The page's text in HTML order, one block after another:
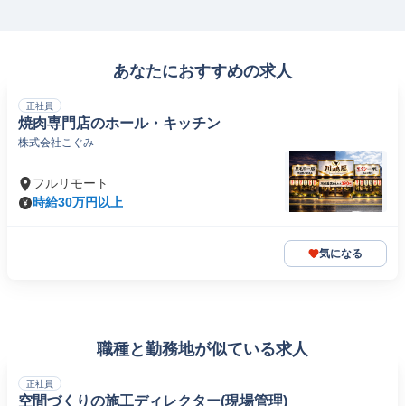
あなたにおすすめの求人
正社員
焼肉専門店のホール・キッチン
株式会社こぐみ
フルリモート
時給30万円以上
気になる
職種と勤務地が似ている求人
正社員
空間づくりの施工ディレクター(現場管理)